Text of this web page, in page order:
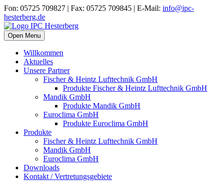
Fon: 05725 709827 | Fax: 05725 709845 | E-Mail: info@ipc-
hesterberg.de
Open Menu
Willkommen
Aktuelles
Unsere Partner
Fischer & Heintz Lufttechnik GmbH
Produkte Fischer & Heintz Lufttechnik GmbH
Mandik GmbH
Produkte Mandik GmbH
Euroclima GmbH
Produkte Euroclima GmbH
Produkte
Fischer & Heintz Lufttechnik GmbH
Mandik GmbH
Euroclima GmbH
Downloads
Kontakt / Vertretungsgebiete